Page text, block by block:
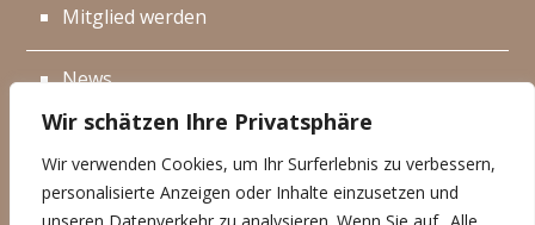
Wir schätzen Ihre Privatsphäre
Wir verwenden Cookies, um Ihr Surferlebnis zu verbessern,
personalisierte Anzeigen oder Inhalte einzusetzen und
Mitglied werden
News
Events
Kontakt
Impressum